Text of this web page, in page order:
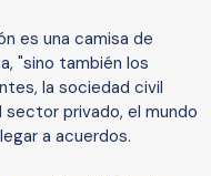
es una camisa de
"sino también los
la sociedad civil
sector privado, el mundo
a acuerdos.